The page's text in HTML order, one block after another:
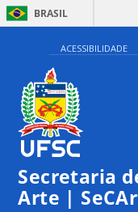
BRASIL
ACESSIBILIDADE
Secretaria
Arte |